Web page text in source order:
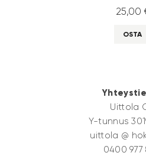
25,00
OSTA
Uittola
Y-tunnus
uittola @
0400 977